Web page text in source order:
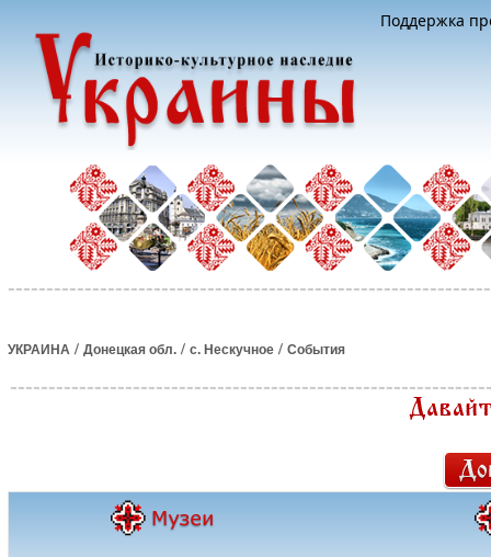
Поддержка
УКРАИНА / Донецкая обл. / с. Нескучное / События